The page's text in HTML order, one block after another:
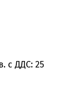
с ДДС: 25